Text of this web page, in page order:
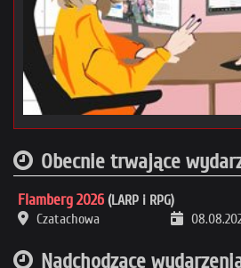
Obecnie trwające
Flamberg 2026 (LARP i RPG)
Czatachowa
Nadchodzące